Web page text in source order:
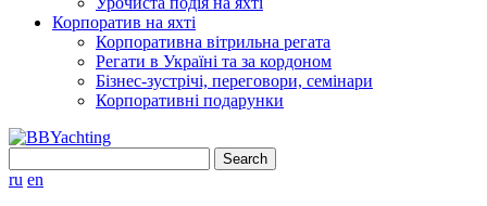
Корпоратив на яхті
Корпоративна вітрильна регата
Регати в Україні та за кордоном
Бізнес-зустрічі, переговори, семінари
Корпоративні подарунки
for:
ru en